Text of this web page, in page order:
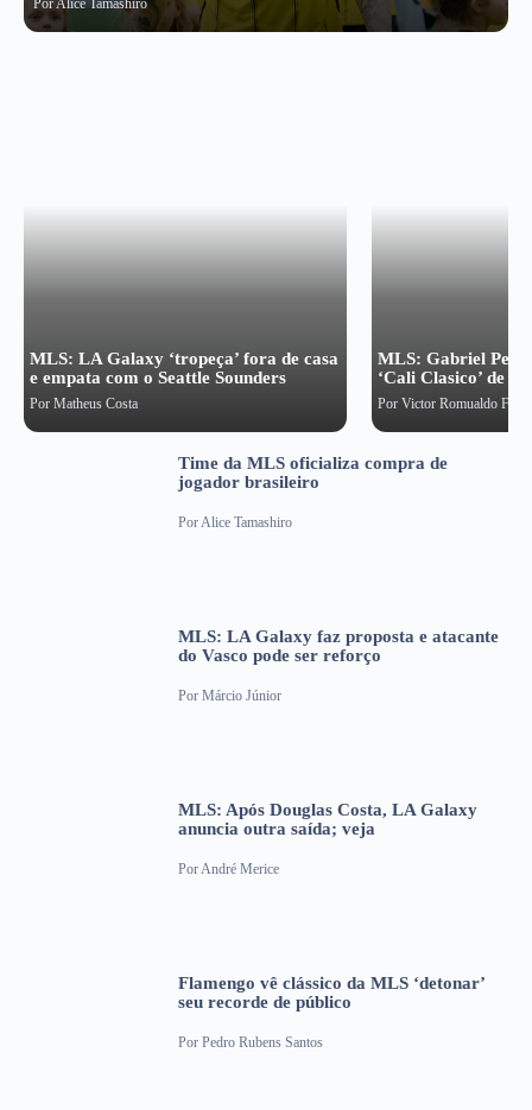
MLS: LA Galaxy ‘tropeça’ fora de casa
e empata com o Seattle Sounders
PorMatheus Costa
MLS: Gabriel Pec,
‘Cali Clasico’ de
PorVictor Romualdo
Time da MLS oficializa compra de
jogador brasileiro
PorAlice Tamashiro
MLS: LA Galaxy faz proposta e atacante
do Vasco pode ser reforço
Por Márcio Júnior
MLS: Após Douglas Costa, LA Galaxy
anuncia outra saída; veja
PorAndré Merice
Flamengo vê clássico da MLS ‘detonar’
seu recorde de público
Por Pedro Rubens Santos